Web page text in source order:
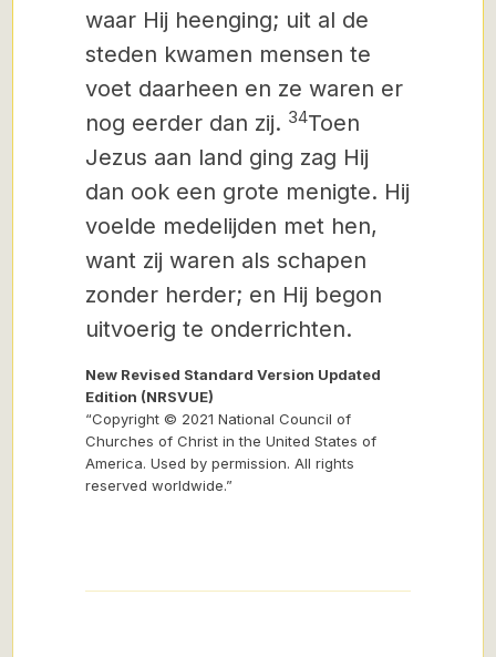
waar Hij heenging; uit al de
steden kwamen mensen te
voet daarheen en ze waren er
nog eerder dan zij. 34Toen
Jezus aan land ging zag Hij
dan ook een grote menigte. Hij
voelde medelijden met hen,
want zij waren als schapen
zonder herder; en Hij begon
uitvoerig te onderrichten.
New Revised Standard Version Updated
Edition (NRSVUE)
“Copyright © 2021 National Council of
Churches of Christ in the United States of
America. Used by permission. All rights
reserved worldwide.”